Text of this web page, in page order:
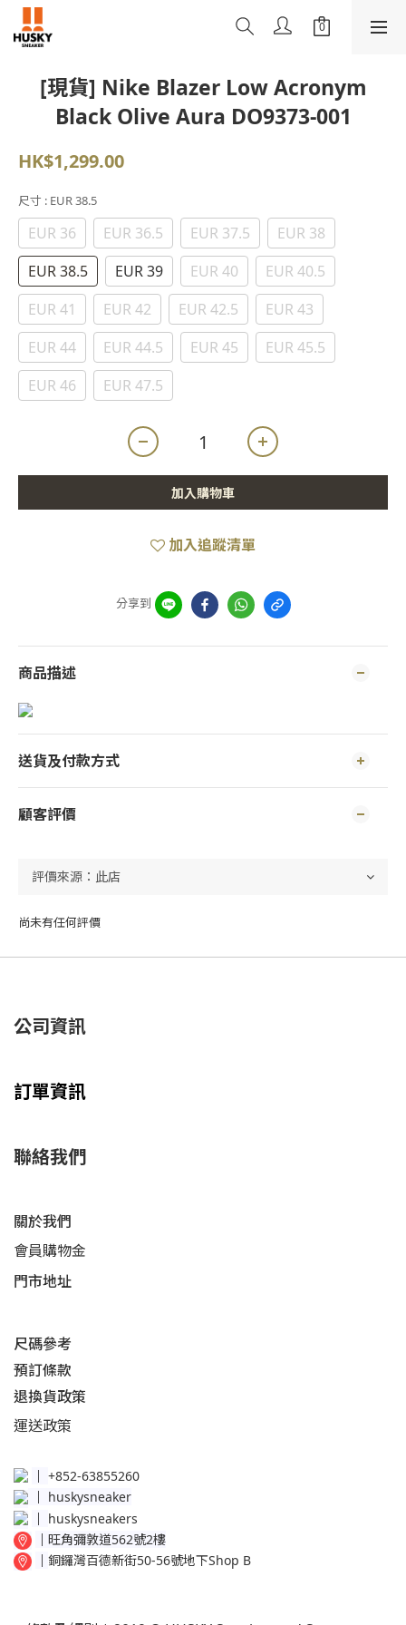
[現貨] Nike Blazer Low Acronym
Black Olive Aura DO9373-001
HK$1,299.00
尺寸 : EUR 38.5
EUR 36 EUR 36.5 EUR 37.5
EUR 38
EUR 38.5
EUR 39 EUR 40
EUR 40.5
EUR 41
EUR 42 EUR 42.5
EUR 43
EUR 44
EUR 44.5 EUR 45
EUR 45.5
EUR 46
EUR 47.5
加入購物車
加入追蹤清單
分享到
商品描述
送貨及付款方式
顧客評價
尚未有任何評價
公司資訊
訂單資訊
聯絡我們
關於我們
會員購物金
門市地址
尺碼參考
預訂條款
退換貨政策​
運送政策​
│ +852-63855260
huskysneaker
│ huskysneakers
│ 旺角彌敦道562號2樓
│ 銅鑼灣百德新街50-56號地下Shop B